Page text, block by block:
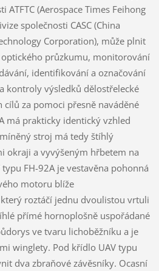
ATFTC (Aerospace Times Feihong
společnosti CASC (China
Corporation), může plnit
průzkumu, monitorování
identifikování a označování
kontroly výsledků dělostřelecké
cílů za pomoci přesně naváděné
má prakticky identický vzhled
stroj má tedy štíhlý
okraji a vyvýšeným hřbetem na
FH-92A je vestavěna pohonná
motoru blíže
roztáčí jednu dvoulistou vrtuli
přímé hornoplošně uspořádané
ve tvaru lichoběžníku a je
winglety. Pod křídlo UAV typu
dva zbraňové závěsníky. Ocasní